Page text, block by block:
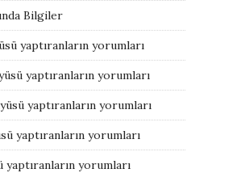
Bilgiler
yaptıranların yorumları
yaptıranların yorumları
yaptıranların yorumları
yaptıranların yorumları
yaptıranların yorumları